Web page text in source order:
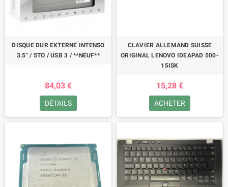
DISQUE DUR EXTERNE INTENSO
3.5" / 5TO / USB 3 / **NEUF**
84,03 €
DÉTAILS
CLAVIER ALLEMAND SUISSE
ORIGINAL LENOVO IDEAPAD 500-
15ISK
15,28 €
ACHETER